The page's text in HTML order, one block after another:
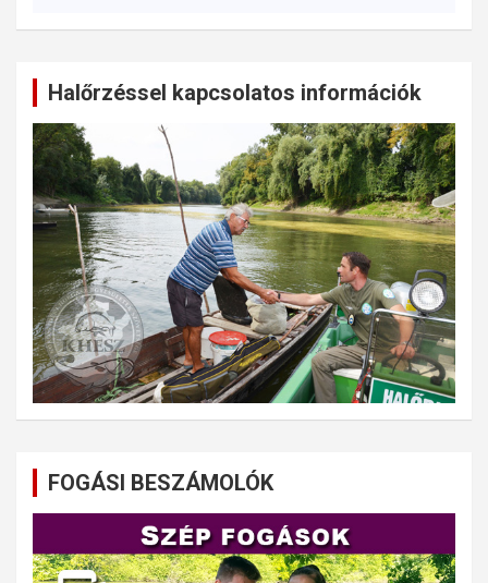
Halőrzéssel kapcsolatos információk
FOGÁSI BESZÁMOLÓK